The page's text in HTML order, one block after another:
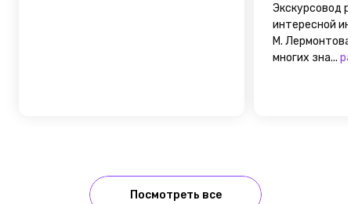
Экскурсовод
интересной
М.
многих зна...
Посмотреть все